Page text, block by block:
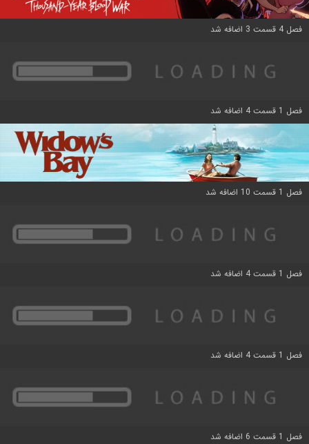
فصل 4 قسمت 3 اضافه شد
فصل 1 قسمت 4 اضافه شد
فصل 1 قسمت 10 اضافه شد
فصل 1 قسمت 4 اضافه شد
فصل 1 قسمت 4 اضافه شد
فصل 1 قسمت 6 اضافه شد